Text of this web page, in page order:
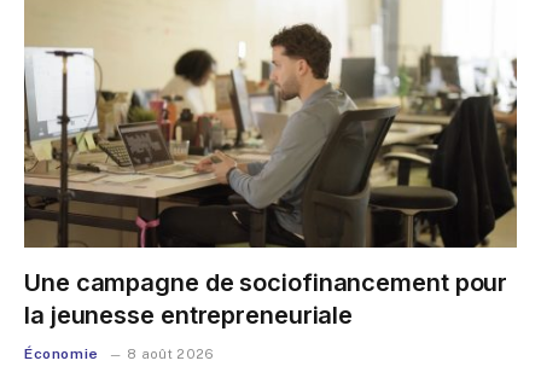
Une campagne de sociofinancement pour
la jeunesse entrepreneuriale
Économie 8 août 2026